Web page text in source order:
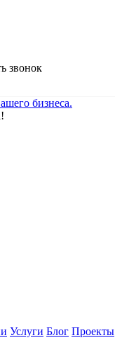
звонок
Услуги Блог Проекты